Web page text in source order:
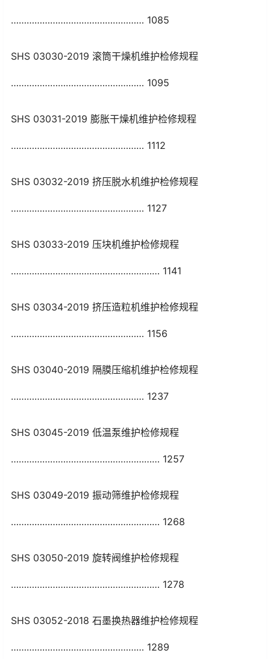
…………………………………………… 1085
SHS 03030-2019 滚筒干燥机维护检修规程
…………………………………………… 1095
SHS 03031-2019 膨胀干燥机维护检修规程
…………………………………………… 1112
SHS 03032-2019 挤压脱水机维护检修规程
…………………………………………… 1127
SHS 03033-2019 压块机维护检修规程
………………………………………………… 1141
SHS 03034-2019 挤压造粒机维护检修规程
…………………………………………… 1156
SHS 03040-2019 隔膜压缩机维护检修规程
…………………………………………… 1237
SHS 03045-2019 低温泵维护检修规程
………………………………………………… 1257
SHS 03049-2019 振动筛维护检修规程
………………………………………………… 1268
SHS 03050-2019 旋转阀维护检修规程
………………………………………………… 1278
SHS 03052-2018 石墨换热器维护检修规程
…………………………………………… 1289